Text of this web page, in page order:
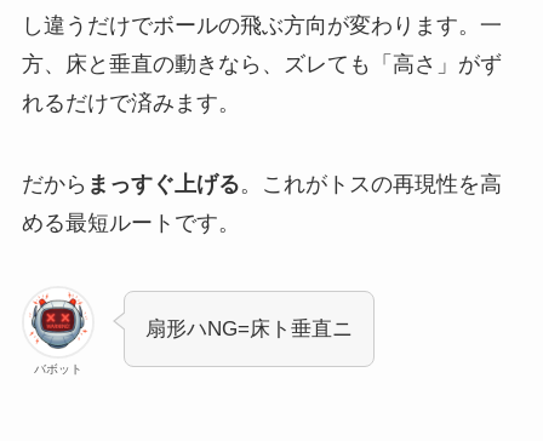
し違うだけでボールの飛ぶ方向が変わります。一
方、床と垂直の動きなら、ズレても「高さ」がず
れるだけで済みます。
だから まっすぐ上げる。これがトスの再現性を高
める最短ルートです。
バボット
扇形ハNG=床ト垂直ニ